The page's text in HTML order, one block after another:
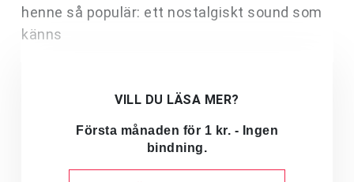
henne så populär: ett nostalgiskt sound som
känns
VILL DU LÄSA MER?
Första månaden för 1 kr. - Ingen
bindning.